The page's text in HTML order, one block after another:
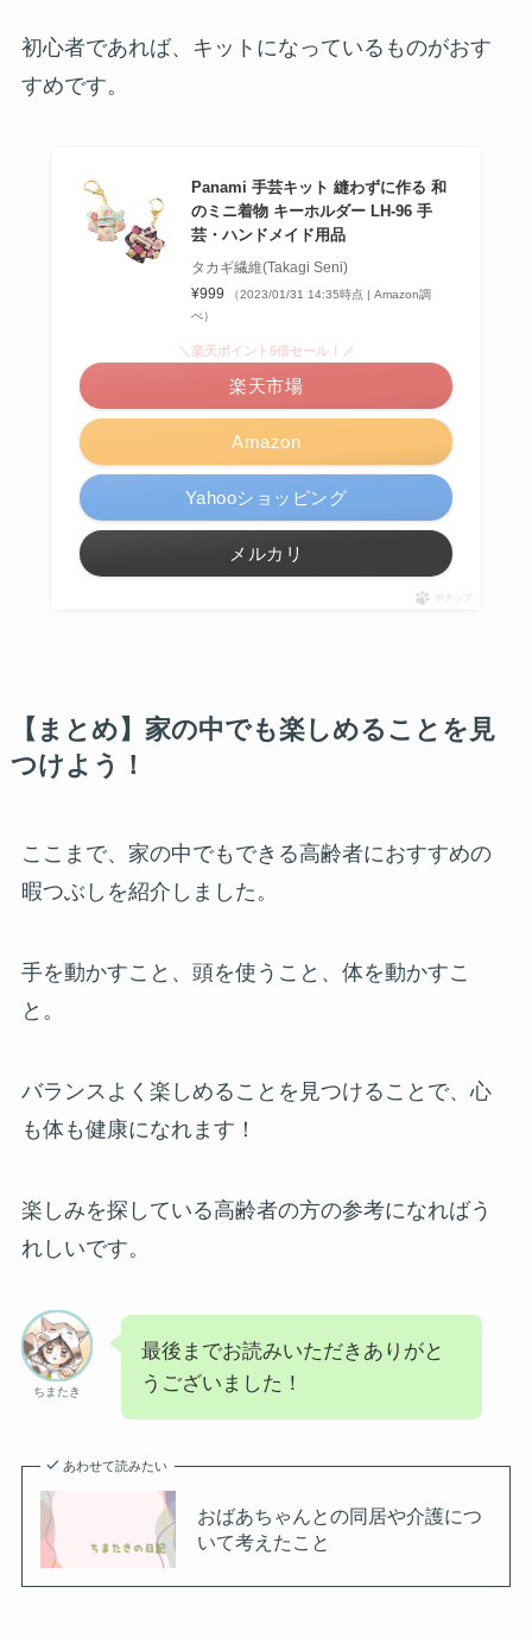
初心者であれば、キットになっているものがおす
すめです。
Panami 手芸キット 縫わずに作る 和
のミニ着物 キーホルダー LH-96 手
芸・ハンドメイド用品
タカギ繊維(Takagi Seni)
¥999
（2023/01/31 14:35時点 | Amazon調
べ）
Amazon
＼楽天ポイント5倍セール！／
楽天市場
Yahooショッピング
メルカリ
ポチップ
【まとめ】家の中でも楽しめることを見
つけよう！
ここまで、家の中でもできる高齢者におすすめの
暇つぶしを紹介しました。
手を動かすこと、頭を使うこと、体を動かすこ
と。
バランスよく楽しめることを見つけることで、心
も体も健康になれます！
楽しみを探している高齢者の方の参考になればう
れしいです。
ちまたき
最後までお読みいただきありがと
うございました！
あわせて読みたい
おばあちゃんとの同居や介護につ
いて考えたこと